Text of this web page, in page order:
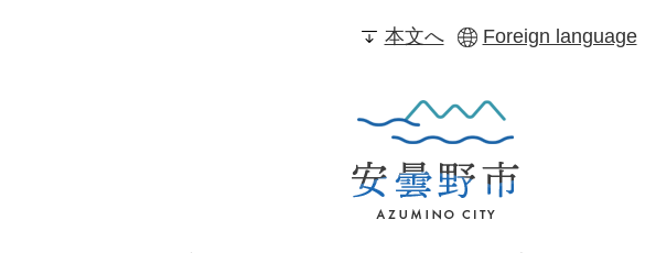
本文へ Foreign language